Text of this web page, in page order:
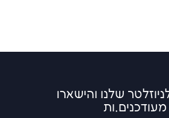
שלנו והישארו
מעודכנים.ות